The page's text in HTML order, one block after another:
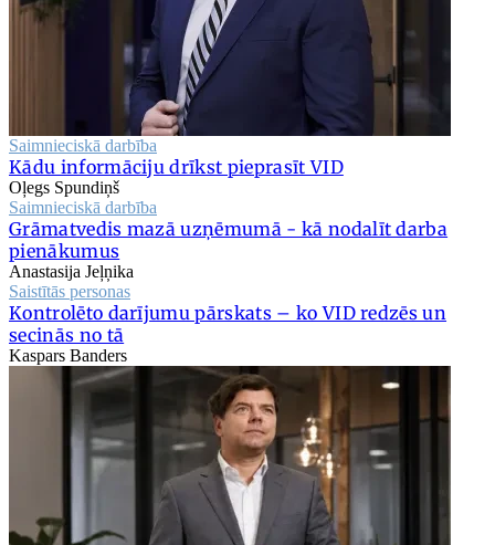
Saimnieciskā darbība
Kādu informāciju drīkst pieprasīt VID
Oļegs Spundiņš
Saimnieciskā darbība
Grāmatvedis mazā uzņēmumā - kā nodalīt darba
pienākumus
Anastasija Jeļņika
Saistītās personas
Kontrolēto darījumu pārskats – ko VID redzēs un
secinās no tā
Kaspars Banders